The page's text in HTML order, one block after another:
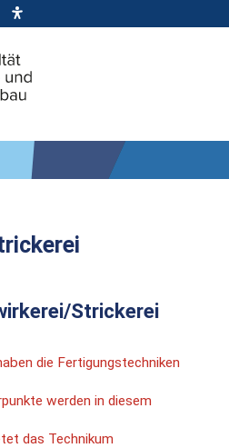
Strickerei
die Fertigungstechniken
werden in diesem
das Technikum